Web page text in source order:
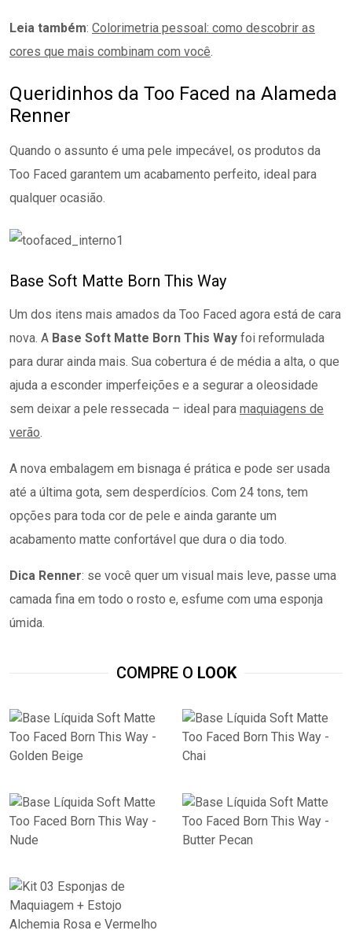
Leia também: Colorimetria pessoal: como descobrir as
cores que mais combinam com você.
Queridinhos da Too Faced na Alameda
Renner
Quando o assunto é uma pele impecável, os produtos da
Too Faced garantem um acabamento perfeito, ideal para
qualquer ocasião.
Base Soft Matte Born This Way
Um dos itens mais amados da Too Faced agora está de cara
nova. A Base Soft Matte Born This Way foi reformulada
para durar ainda mais. Sua cobertura é de média a alta, o que
ajuda a esconder imperfeições e a segurar a oleosidade
sem deixar a pele ressecada – ideal para maquiagens de
verão.
A nova embalagem em bisnaga é prática e pode ser usada
até a última gota, sem desperdícios. Com 24 tons, tem
opções para toda cor de pele e ainda garante um
acabamento matte confortável que dura o dia todo.
Dica Renner: se você quer um visual mais leve, passe uma
camada fina em todo o rosto e, esfume com uma esponja
úmida.
COMPRE O LOOK